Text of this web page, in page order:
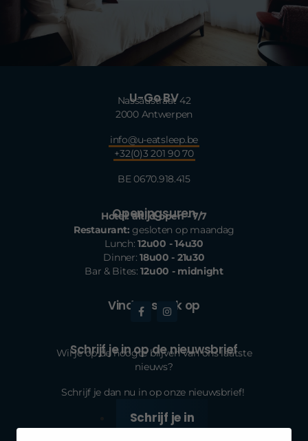
U-Go BV
Nassaustraat 42
2000 Antwerpen
info@u-eatsleep.be
+32(0)3 201 90 70
BE 0670.918.415
Openingsuren
Hotel: altijd open - 7/7
Restaurant: gesloten op maandag
Lunch:12u00 - 14u30
Dinner:18u00 - 21u30
Bar & Bites:12u00 - midnight
Vind ons ook op
Schrijf je in op de nieuwsbrief
Wil je op de hoogte blijven van ons laatste
nieuws?
Schrijf je dan nu in op onze nieuwsbrief!
Schrijf je in